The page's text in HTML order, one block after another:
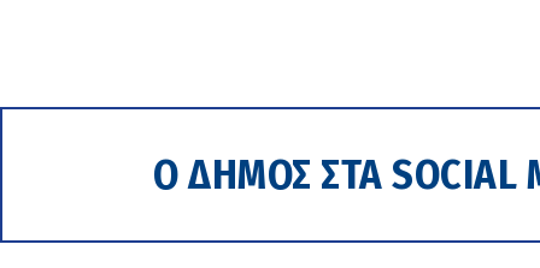
Ο ΔΗΜΟΣ ΣΤΑ SOCIAL